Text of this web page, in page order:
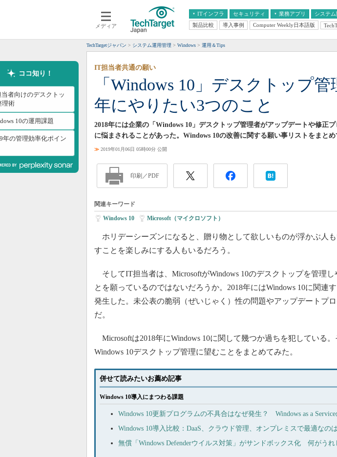
メディア
ITインフラ
クラウド
スマートモバイル
ネットワーク
システム運用管理
セキュリティ 業務アプリ
エンタープライズAI
ERP
情報系システム
システ
経営とIT 医療IT
製品比較 導入事例 Computer Weekly日本語版
TechTargetジャパン システム運用管理 Windows 運用＆Tips
ココ知り！
者向けのデスクトッ
理術
10の運用課題
年の管理効率化ポイン
「Windows 10」デスクトップ管
年にやりたい3つのこと
IT担当者共通の願い
2018年には企業の「Windows 10」デスクトップ管理者がアップデートや修正
に悩まされることがあった。Windows 10の改善に関する願い事リストをまとめ
≫ 2019年01月06日 05時00分 公開
印刷／PDF
関連キーワード
Windows 10 Microsoft（マイクロソフト）
ホリデーシーズンになると、贈り物として欲しいものが浮かぶ人
すことを楽しみにする人もいるだろう。
そしてIT担当者は、MicrosoftがWindows 10のデスクトップを管理し
とを願っているのではないだろうか。2018年にはWindows 10に関連
発生した。未公表の脆弱（ぜいじゃく）性の問題やアップデートプ
だ。
Microsoftは2018年にWindows 10に関して幾つか過ちを犯している。
Windows 10デスクトップ管理に望むことをまとめてみた。
併せて読みたいお薦め記事
Windows 10導入にまつわる課題
Windows 10更新プログラムの不具合はなぜ発生？ Windows as a
Windows 10導入比較：DaaS、クラウド管理、オンプレミスで最適なの
無償「Windows Defenderウイルス対策」がサンドボックス化 何がうれ